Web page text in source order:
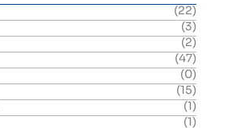
(22)
(3)
(2)
(47)
(0)
(15)
(1)
(1)